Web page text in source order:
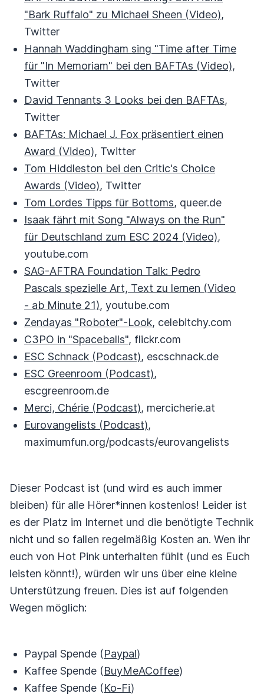
"Bark Ruffalo" zu Michael Sheen (Video),
Twitter
Hannah Waddingham sing "Time after Time
für "In Memoriam" bei den BAFTAs (Video),
Twitter
David Tennants 3 Looks bei den BAFTAs,
Twitter
BAFTAs: Michael J. Fox präsentiert einen
Award (Video), Twitter
Tom Hiddleston bei den Critic's Choice
Awards (Video), Twitter
Tom Lordes Tipps für Bottoms, queer.de
Isaak fährt mit Song "Always on the Run"
für Deutschland zum ESC 2024 (Video),
youtube.com
SAG-AFTRA Foundation Talk: Pedro
Pascals spezielle Art, Text zu lernen (Video
- ab Minute 21), youtube.com
Zendayas "Roboter"-Look, celebitchy.com
C3PO in "Spaceballs", flickr.com
ESC Schnack (Podcast), escschnack.de
ESC Greenroom (Podcast),
escgreenroom.de
Merci, Chérie (Podcast), mercicherie.at
Eurovangelists (Podcast),
maximumfun.org/podcasts/eurovangelists
Dieser Podcast ist (und wird es auch immer
bleiben) für alle Hörer*innen kostenlos! Leider ist
es der Platz im Internet und die benötigte Technik
nicht und so fallen regelmäßig Kosten an. Wen ihr
euch von Hot Pink unterhalten fühlt (und es Euch
leisten könnt!), würden wir uns über eine kleine
Unterstützung freuen. Dies ist auf folgenden
Wegen möglich:
Paypal Spende (Paypal)
Kaffee Spende (BuyMeACoffee)
Kaffee Spende (Ko-Fi)